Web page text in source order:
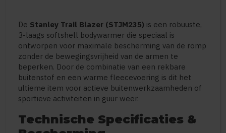
De Stanley Trail Blazer (STJM235) is een robuuste,
3-laags softshell bodywarmer die speciaal is
ontworpen voor maximale bescherming van de romp
zonder de bewegingsvrijheid van de armen te
beperken. Door de combinatie van een rekbare
buitenstof en een warme fleecevoering is dit het
ultieme item voor actieve buitenwerkzaamheden of
sportieve activiteiten in guur weer.
Technische Specificaties &